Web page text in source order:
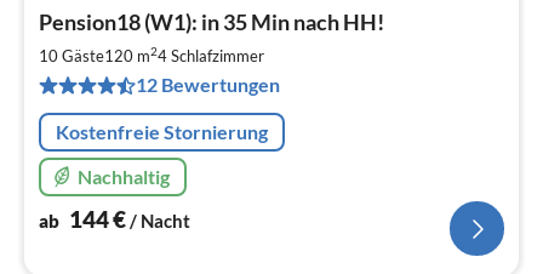
Pension18 (W1): in 35 Min nach HH!
10 Gäste120 m24Schlafzimmer
12 Bewertungen
Kostenfreie Stornierung
Nachhaltig
ab 144€/ Nacht